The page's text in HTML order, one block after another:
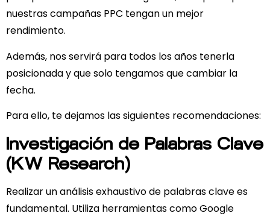
nuestras campañas PPC tengan un mejor
rendimiento.
Además, nos servirá para todos los años tenerla
posicionada y que solo tengamos que cambiar la
fecha.
Para ello, te dejamos las siguientes recomendaciones:
Investigación de Palabras Clave
(KW Research)
Realizar un análisis exhaustivo de palabras clave es
fundamental. Utiliza herramientas como Google